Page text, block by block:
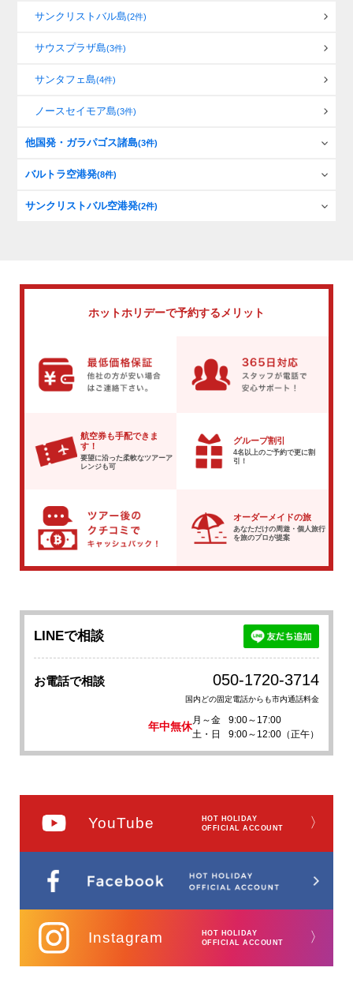
サンクリストバル島(2件)
サウスプラザ島(3件)
サンタフェ島(4件)
ノースセイモア島(3件)
他国発・ガラパゴス諸島(3件)
バルトラ空港発(8件)
サンクリストバル空港発(2件)
ホットホリデーで予約するメリット
航空券も手配できま
す！
要望に沿った柔軟なツアーア
レンジも可
グループ割引
4名以上のご予約で更に割
引！
オーダーメイドの旅
あなただけの周遊・個人旅行
を旅のプロが提案
LINEで相談
お電話で相談 050-1720-3714
国内どの固定電話からも市内通話料金
年中無休
月～金
9:00～17:00
土・日
9:00～12:00（正午）
YouTube
HOT HOLIDAY
OFFICIAL ACCOUNT
〉
Instagram
HOT HOLIDAY
OFFICIAL ACCOUNT
〉